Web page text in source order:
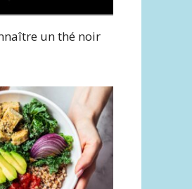
un thé noir